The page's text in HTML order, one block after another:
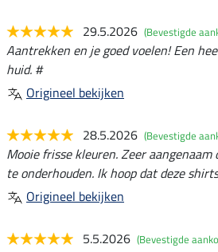
29.5.2026 (Bevestigde
Aantrekken en je goed voelen! Een
huid. #
Origineel bekijken
28.5.2026 (Bevestigde
Mooie frisse kleuren. Zeer
te onderhouden. Ik hoop dat deze
Origineel bekijken
5.5.2026 (Bevestigde